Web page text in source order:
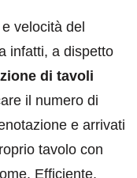
velocità del
infatti, a dispetto
di tavoli
il numero di
e arrivati
tavolo con
Efficiente,